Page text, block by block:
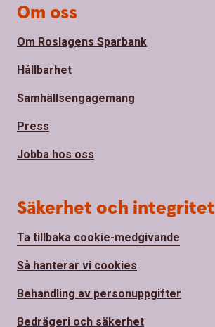
Om oss
Om Roslagens Sparbank
Hållbarhet
Samhällsengagemang
Press
Jobba hos oss
Säkerhet och integritet
Ta tillbaka cookie-medgivande
Så hanterar vi cookies
Behandling av personuppgifter
Bedrägeri och säkerhet